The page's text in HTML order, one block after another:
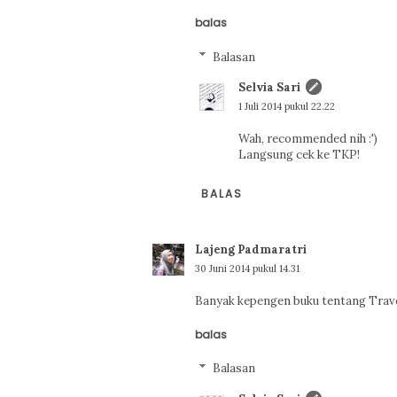
balas
Balasan
Selvia Sari
1 Juli 2014 pukul 22.22
Wah, recommended nih :')
Langsung cek ke TKP!
BALAS
Lajeng Padmaratri
30 Juni 2014 pukul 14.31
Banyak kepengen buku tentang
balas
Balasan